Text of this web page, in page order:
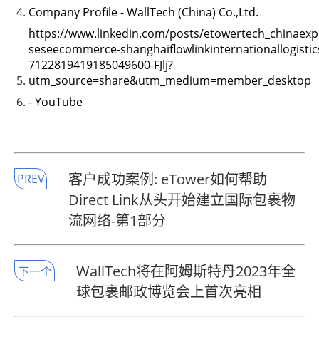
Company Profile - WallTech (China) Co.,Ltd.
https://www.linkedin.com/posts/
seseecommerce-
7122819419185049600-FJlj?
utm_source=share&utm_medium=member_desktop
- YouTube
PREV
客户成功案例: eTower如何帮助
Direct Link从头开始建立国际包裹物
流网络-第1部分
下一个
WallTech将在阿姆斯特丹2023年全
球包裹邮政博览会上首次亮相